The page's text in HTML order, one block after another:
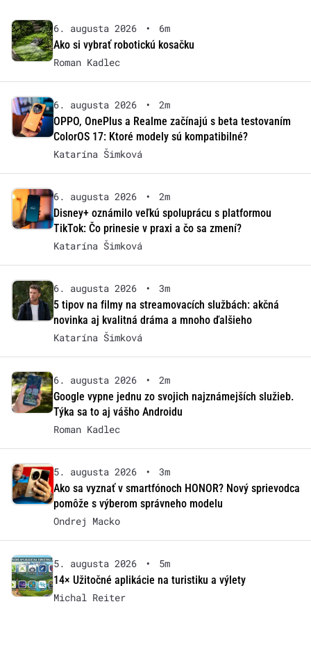
6. augusta 2026 •
6m
Ako si vybrať robotickú kosačku
Roman Kadlec
6. augusta 2026 •
2m
OPPO, OnePlus a Realme začínajú s beta testovaním
ColorOS 17: Ktoré modely sú kompatibilné?
Katarína Šimková
6. augusta 2026 •
2m
Disney+ oznámilo veľkú spoluprácu s platformou
TikTok: Čo prinesie v praxi a čo sa zmení?
Katarína Šimková
6. augusta 2026 •
3m
5 tipov na filmy na streamovacích službách: akčná
novinka aj kvalitná dráma a mnoho ďalšieho
Katarína Šimková
6. augusta 2026 •
2m
Google vypne jednu zo svojich najznámejších služieb.
Týka sa to aj vášho Androidu
Roman Kadlec
5. augusta 2026 •
3m
Ako sa vyznať v smartfónoch HONOR? Nový sprievodca
pomôže s výberom správneho modelu
Ondrej Macko
5. augusta 2026 •
5m
14× Užitočné aplikácie na turistiku a výlety
Michal Reiter